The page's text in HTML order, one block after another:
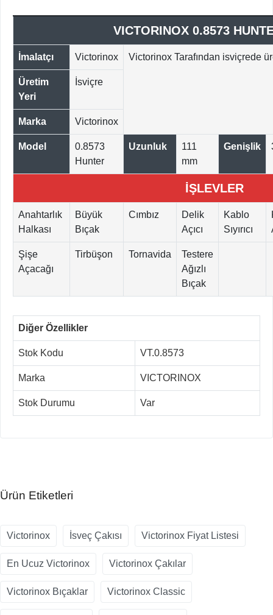
VICTORINOX 0.8573
İmalatçı Victorinox Victorinox Tarafından isviçrede
Üretim
Yeri
İsviçre
Marka Victorinox
Model
0.8573
Hunter
Uzunluk
111
mm
Genişlik
İŞLEVLER
Anahtarlık
Halkası
Büyük
Bıçak
Cımbız
Delik
Açıcı
Kablo
Sıyırıcı
Şişe
Açacağı
Tirbüşon Tornavida
Testere
Ağızlı
Bıçak
Diğer Özellikler
Stok Kodu VT.0.8573
Marka VICTORINOX
Stok Durumu Var
Ürün Etiketleri
Victorinox İsveç Çakısı Victorinox Fiyat Listesi
En Ucuz Victorinox Victorinox Çakılar
Victorinox Bıçaklar Victorinox Classic